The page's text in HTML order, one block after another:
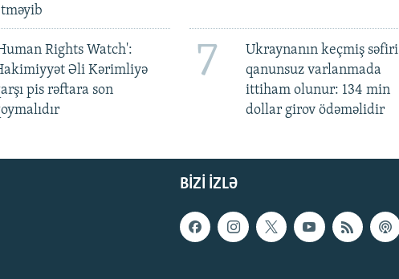
Rights Watch':
Əli Kərimliyə
pis rəftara son
7
Ukraynanın keçmiş səfiri
qanunsuz varlanmada
ittiham olunur: 134 min
dollar girov ödəməlidir
BIZI IZLƏ